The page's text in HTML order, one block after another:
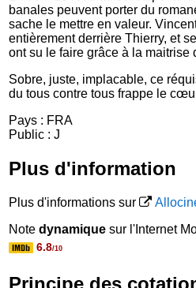
banales peuvent porter du
sache le mettre en valeur.
entièrement derrière Thierry, et
ont su le faire grâce à la maitrise
Sobre, juste, implacable, ce
du tous contre tous frappe le
Pays : FRA
Public : J
Plus d'information
Plus d'informations sur
Notedynamique sur l'Internet
6.8/10
Principe des